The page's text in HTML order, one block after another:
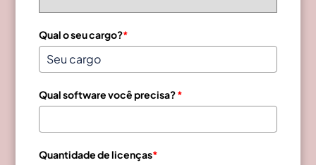
Qual o seu cargo?*
Qual software você precisa?*
Quantidade de licenças*